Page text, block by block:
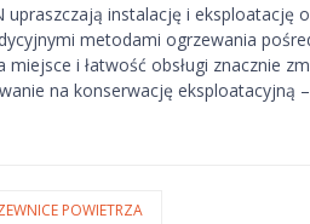
upraszczają instalację i eksploatację
metodami ogrzewania
miejsce i łatwość obsługi znacznie
na konserwację eksploatacyjną
POWIETRZA